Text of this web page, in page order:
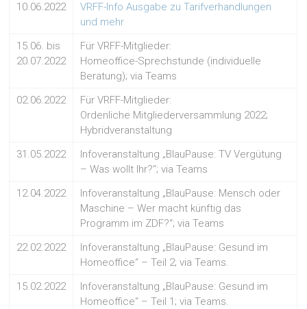
10.06.2022
VRFF-Info Ausgabe zu Tarifverhandlungen
und mehr
15.06. bis
20.07.2022
Für VRFF-Mitglieder:
Homeoffice-Sprechstunde (individuelle
Beratung); via Teams
02.06.2022
Für VRFF-Mitglieder:
Ordenliche Mitgliederversammlung 2022;
Hybridveranstaltung
31.05.2022
Infoveranstaltung „BlauPause: TV Vergütung
– Was wollt Ihr?“; via Teams
12.04.2022
Infoveranstaltung „BlauPause: Mensch oder
Maschine – Wer macht künftig das
Programm im ZDF?“; via Teams
22.02.2022
Infoveranstaltung „BlauPause: Gesund im
Homeoffice“ – Teil 2; via Teams.
15.02.2022
Infoveranstaltung „BlauPause: Gesund im
Homeoffice“ – Teil 1; via Teams.